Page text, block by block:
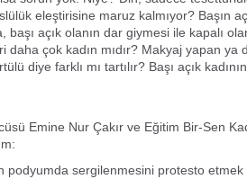
eleştirisine maruz kalmıyor? Başın
açık olanın dar giymesi ile kapalı
daha çok kadın mıdır? Makyaj yapan
diye farklı mı tartılır? Başı açık
Emine Nur Çakır ve Eğitim Bir-Sen
podyumda sergilenmesini protesto